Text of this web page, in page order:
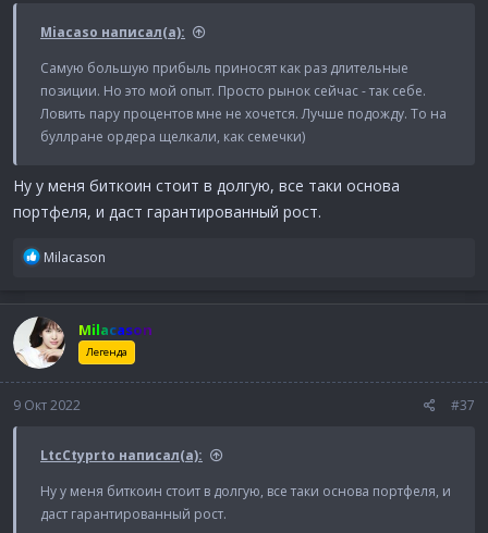
Miacaso написал(а):
Самую большую прибыль приносят как раз длительные
позиции. Но это мой опыт. Просто рынок сейчас - так себе.
Ловить пару процентов мне не хочется. Лучше подожду. То на
буллране ордера щелкали, как семечки)
Ну у меня биткоин стоит в долгую, все таки основа
портфеля, и даст гарантированный рост.
Р
к
ц
и
и
Milacason
Milacason
Легенда
9 Окт 2022 #37
LtcCtyprto написал(а):
Ну у меня биткоин стоит в долгую, все таки основа портфеля, и
даст гарантированный рост.